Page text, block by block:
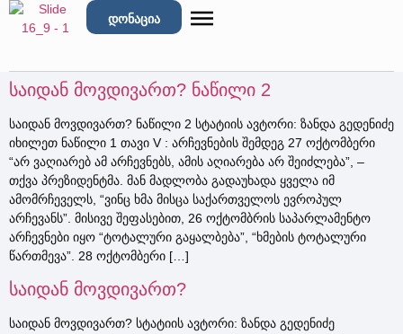
დონაცია
საიდან მოვდივართ? ნაწილი 2
საიდან მოვდივართ? ნაწილი 2 სტატიის ავტორი: ზანდა გედენიძე
იხილეთ ნაწილი 1 თავი V : არჩევნების შემდეგ 27 ოქტომბერი
“არ ვაღიარებ ამ არჩევნებს, ამის აღიარება არ შეიძლება”, –
თქვა პრეზიდენტმა. მან მადლობა გადაუხადა ყველა იმ
ამომრჩეველს, “ვინც ხმა მისცა საქართველოს ევროპულ
არჩევანს”. მისივე შეფასებით, 26 ოქტომბრის საპარლამენტო
არჩევნები იყო “ტოტალური გაყალბება”, “ხმების ტოტალური
წართმევა”. 28 ოქტომბერი […]
საიდან მოვდივართ?
საიდან მოვდივართ? სტატიის ავტორი: ზანდა გედენიძე